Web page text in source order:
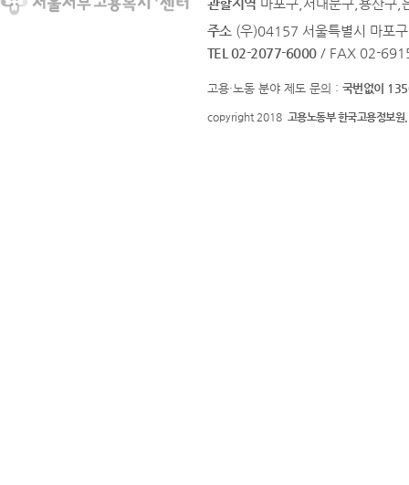
관할지역 마포구,서대문구,용산구,
주소 (우)04157 서울특별시 마포
TEL 02-2077-6000 / FAX 02-
고용·노동 분야 제도 문의 : 국번없이
copyright 2018 고용노동부 한국고용정보원.